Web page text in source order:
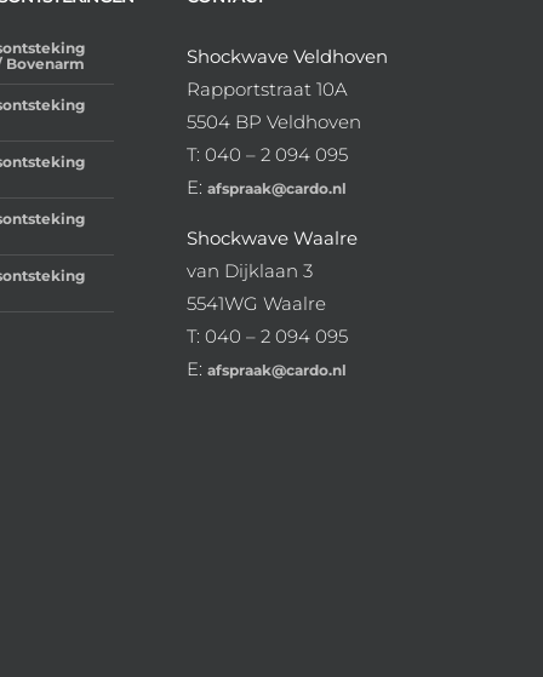
Bovenarm
Shockwave Veldhoven
Rapportstraat 10A
5504 BP Veldhoven
T: 040 – 2 094 095
E: afspraak@cardo.nl
Shockwave Waalre
van Dijklaan 3
5541WG Waalre
T: 040 – 2 094 095
E: afspraak@cardo.nl